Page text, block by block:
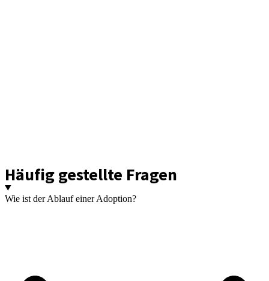
Häufig gestellte Fragen
Wie ist der Ablauf einer Adop­ti­on?